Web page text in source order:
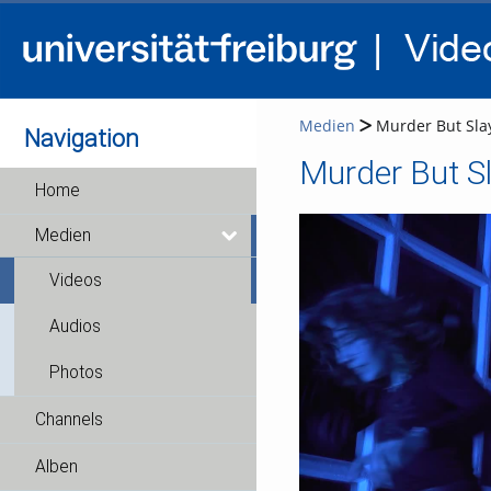
Navigation
Home
Medien
Videos
Audios
Photos
Channels
Alben
Medien Murder But
Murder But